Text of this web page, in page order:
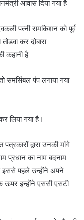
आवास दिया गया है
पत्नी रामकिशन को पूर्व
कर दोबारा
कहानी है
समर्सिबल पंप लगाया गया
लिया गया है।
द्वारा उनकी मांगे
प्रधान का नाम बदनाम
इससे पहले उन्होंने अपने
ऊपर इन्होंने एससी एसटी